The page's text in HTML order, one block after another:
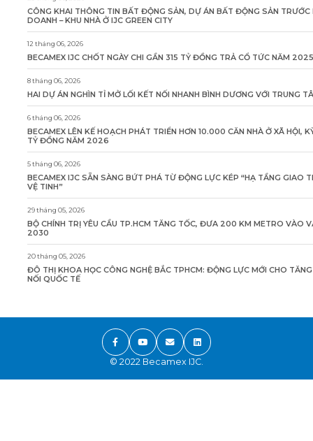
CÔNG KHAI THÔNG TIN BẤT ĐỘNG SẢN, DỰ ÁN BẤT ĐỘNG SẢN
DOANH – KHU NHÀ Ở IJC GREEN CITY
12 tháng 06, 2026
BECAMEX IJC CHỐT NGÀY CHI GẦN 315 TỶ ĐỒNG TRẢ CỔ TỨC NĂM 2025
8 tháng 06, 2026
HAI DỰ ÁN NGHÌN TỈ MỞ LỐI KẾT NỐI NHANH BÌNH DƯƠNG VỚI TRUNG
6 tháng 06, 2026
BECAMEX LÊN KẾ HOẠCH PHÁT TRIỂN HƠN 10.000 CĂN NHÀ Ở XÃ HỘI,
TỶ ĐỒNG NĂM 2026
5 tháng 06, 2026
BECAMEX IJC SẴN SÀNG BỨT PHÁ TỪ ĐỘNG LỰC KÉP “HẠ TẦNG GIAO
VỆ TINH”
29 tháng 05, 2026
BỘ CHÍNH TRỊ YÊU CẦU TP.HCM TĂNG TỐC, ĐƯA 200 KM METRO VÀO
2030
20 tháng 05, 2026
ĐÔ THỊ KHOA HỌC CÔNG NGHỆ BẮC TPHCM: ĐỘNG LỰC MỚI CHO
NỐI QUỐC TẾ
© 2022 Becamex IJC.